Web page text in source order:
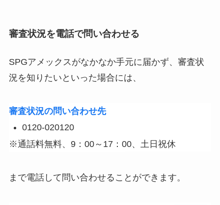
審査状況を電話で問い合わせる
SPGアメックスがなかなか手元に届かず、審査状
況を知りたいといった場合には、
審査状況の問い合わせ先
0120-020120
※通話料無料、9：00～17：00、土日祝休
まで電話して問い合わせることができます。